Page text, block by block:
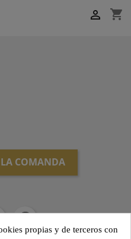
shopping_cart

COMANDA
propias y de terceros con